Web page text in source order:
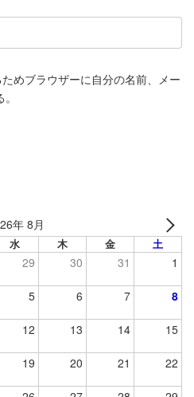
めブラウザーに自分の名前、メー
年 8月
水 木 金 土
29 30 31 1
5 6 7 8
12 13 14 15
19 20 21 22